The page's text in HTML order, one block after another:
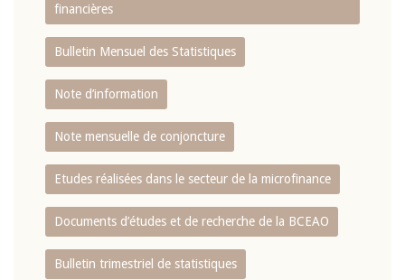
financières
Bulletin Mensuel des Statistiques
Note d’information
Note mensuelle de conjoncture
Etudes réalisées dans le secteur de la microfinance
Documents d’études et de recherche de la BCEAO
Bulletin trimestriel de statistiques